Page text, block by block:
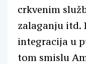
crkvenim
zalaganju itd.
integracija u
tom smislu